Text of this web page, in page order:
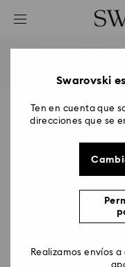
Accesskeys list
2 - FooterSwarovski
Ten en cuenta que
direcciones que se
Realizamos envíos